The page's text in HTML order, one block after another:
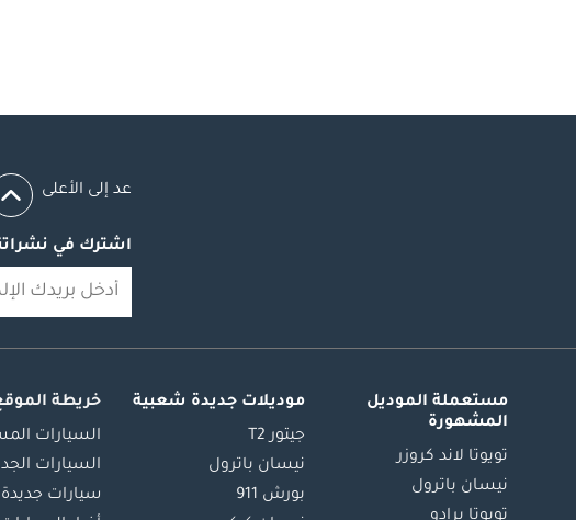
عد إلى الأعلى
اشترك في
مستعملة الموديل
المشهورة
تويوتا لاند كروزر
نيسان باترول
تويوتا برادو
موديلات جديدة شعبية
جيتور T2
نيسان باترول
بورش 911
خريطة
السيارات
السيارات
سيارات جديدة